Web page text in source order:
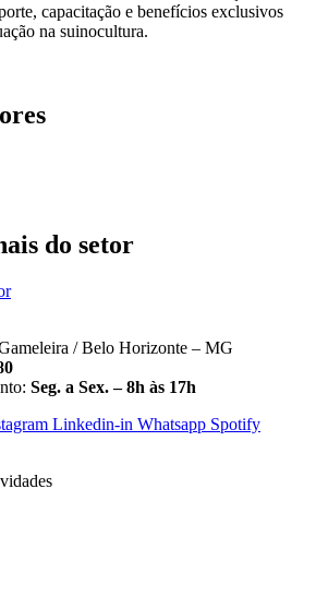
capacitação e benefícios exclusivos
na suinocultura.
do setor
/ Belo Horizonte – MG
Seg. a Sex. – 8h às 17h
Linkedin-in Whatsapp Spotify